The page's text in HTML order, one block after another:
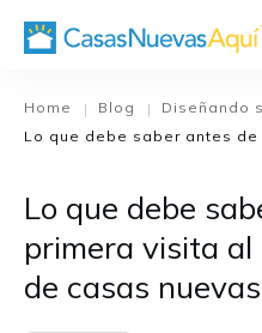
Home | Blog | Diseñando
Lo que debe
primera visita al
de casas nuevas